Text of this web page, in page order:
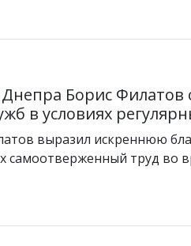
Днепра Борис Филатов
в условиях
выразил искреннюю
самоотверженный труд во